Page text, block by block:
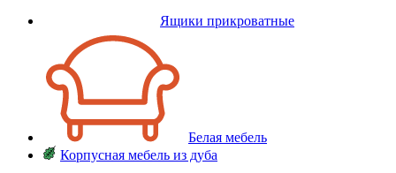
Ящики прикроватные
Белая мебель
Корпусная мебель из дуба